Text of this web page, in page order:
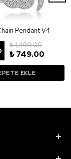
Pendant V4
₺ 1,499.00
₺ 749.00
EKLE